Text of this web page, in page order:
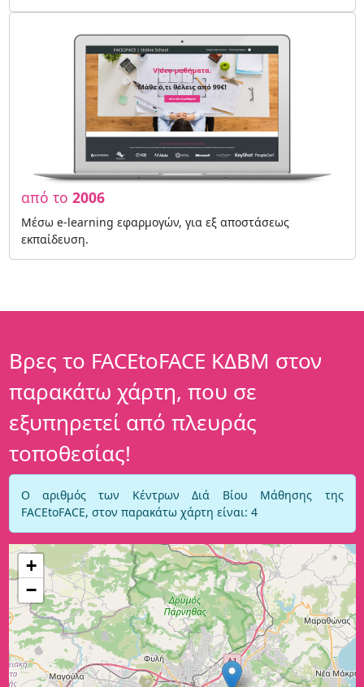
από το 2006
Μέσω e-learning εφαρμογών, για εξ αποστάσεως
εκπαίδευση.
Βρες το FACEtoFACE ΚΔΒΜ στον
παρακάτω χάρτη, που σε
εξυπηρετεί από πλευράς
τοποθεσίας!
Ο αριθμός των Κέντρων Διά Βίου Μάθησης της
FACEtoFACE, στον παρακάτω χάρτη είναι: 4
+
−